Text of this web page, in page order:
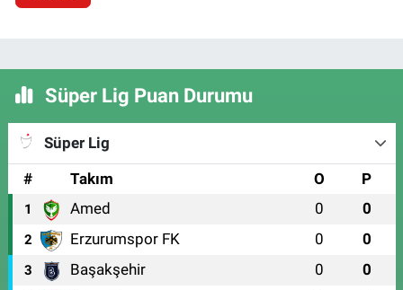
Süper Lig Puan Durumu
Süper Lig
#
Takım O P
1 Amed 0 0
2 Erzurumspor FK 0 0
3 Başakşehir 0 0